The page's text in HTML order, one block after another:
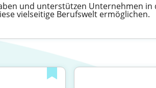
und unterstützen Unternehmen in
vielseitige Berufswelt ermöglichen.